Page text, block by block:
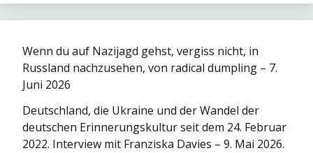
Wenn du auf Nazijagd gehst, vergiss nicht, in
Russland nachzusehen, von radical dumpling – 7.
Juni 2026
Deutschland, die Ukraine und der Wandel der
deutschen Erinnerungskultur seit dem 24. Februar
2022. Interview mit Franziska Davies – 9. Mai 2026.